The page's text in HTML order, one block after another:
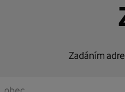
Zadáním